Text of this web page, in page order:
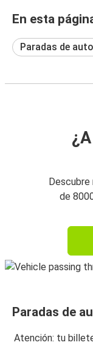
En esta
Paradas de
Descubre
de
Paradas de
Atención: tu